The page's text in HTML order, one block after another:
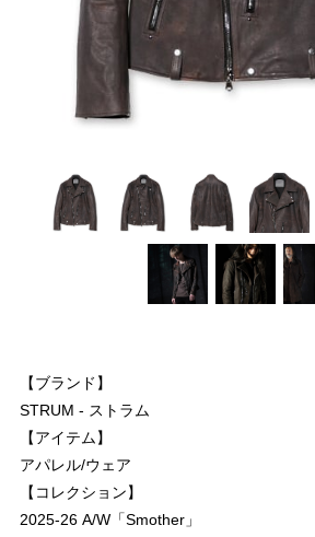
【ブランド】
STRUM - ストラム
【アイテム】
アパレル/ウェア
【コレクション】
2025-26 A/W「Smother」